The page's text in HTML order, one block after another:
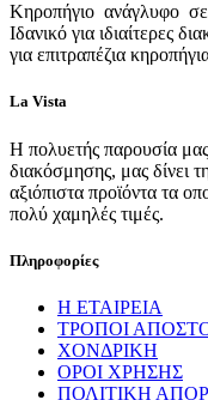
Κηροπήγιο ανάγλυφo
Ιδανικό για ιδιαίτερες
για επιτραπέζια
La Vista
Η πολυετής παρουσία
διακόσμησης, μας δίνει
αξιόπιστα προϊόντα τα
πολύ χαμηλές τιμές.
Πληροφορίες
Η ΕΤΑΙΡΕΙΑ
ΤΡΟΠΟΙ
ΧΟΝΔΡΙΚΗ
ΟΡΟΙ ΧΡΗΣΗΣ
ΠΟΛΙΤΙΚΗ